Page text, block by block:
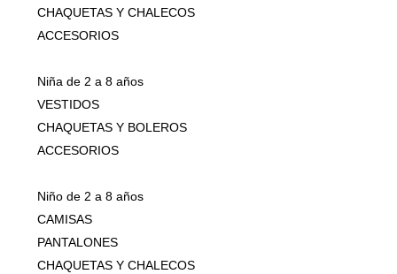
CHAQUETAS Y CHALECOS
ACCESORIOS
Niña de 2 a 8 años
VESTIDOS
CHAQUETAS Y BOLEROS
ACCESORIOS
Niño de 2 a 8 años
CAMISAS
PANTALONES
CHAQUETAS Y CHALECOS